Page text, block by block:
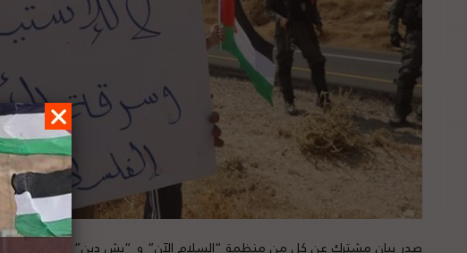
صدر بيان مشترك عن كل من منظمة “السلام الآن” و “يش دين” و “رابطة